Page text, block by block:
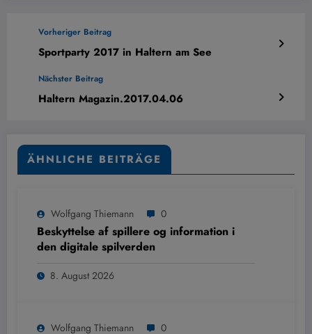
Vorheriger Beitrag
Sportparty 2017 in Haltern am See
Nächster Beitrag
Haltern Magazin.2017.04.06
ÄHNLICHE BEITRÄGE
Wolfgang Thiemann 0
Beskyttelse af spillere og information i
den digitale spilverden
8. August 2026
Wolfgang Thiemann 0